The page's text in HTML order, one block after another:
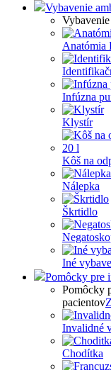
Vybavenie
Anatómia
Infúzna
Klystír
Kôš na
Nálepka
Škrtidlo
Iné
Pomôcky pre
Pomôcky
pacientov
Invalidné
Chodítka